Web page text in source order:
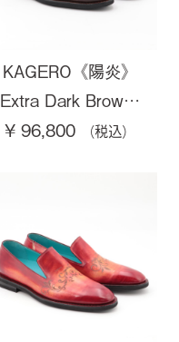
KAGERO《陽炎》
Extra Dark Brow…
¥ 96,800